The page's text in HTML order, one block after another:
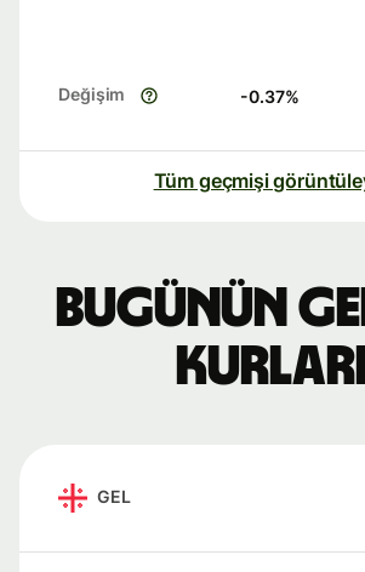
Değişim -0.37%
Tüm geçmişi
Bugünün
kurları
GEL